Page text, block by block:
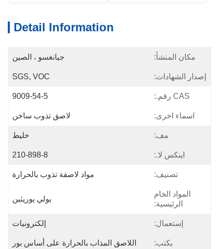
Detail Information
مكان المنشأ: جيانغسو ، الصين
إصدار الشهادات: SGS, VOC
CAS رقم.: 9009-54-5
اسماء اخرى: لاصق تذوب ساخن
مف: خليط
اينكس لا.: 210-898-8
تصنيف: مواد لاصقة تذوب بالحرارة
المواد الخام
الرئيسية:
بولي يوريثين
إستعمال: إلكترونيات
يكتب: اللاصق المذاب بالحرارة على أساس بور